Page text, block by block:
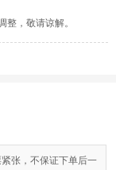
，敬请谅解。
张，不保证下单后一